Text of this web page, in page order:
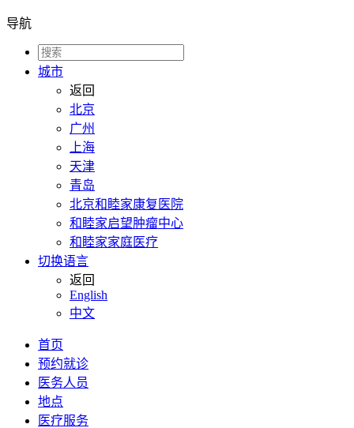
导航
城市
返回
北京
广州
上海
天津
青岛
北京和睦家康复医院
和睦家启望肿瘤中心
和睦家家庭医疗
切换语言
返回
English
中文
首页
预约就诊
医务人员
地点
医疗服务